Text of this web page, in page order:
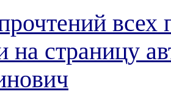
всех
на страницу